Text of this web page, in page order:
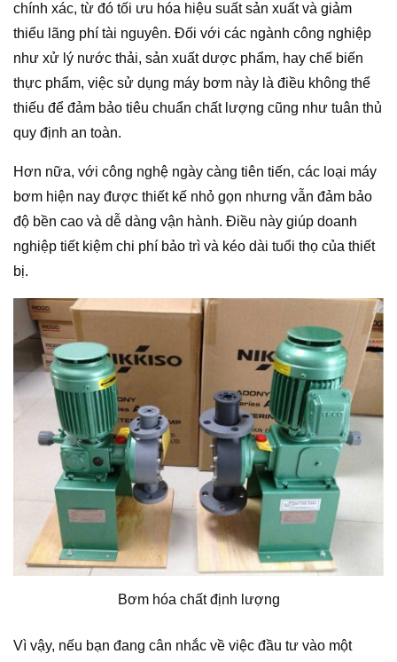
chính xác, từ đó tối ưu hóa hiệu suất sản xuất và giảm
thiểu lãng phí tài nguyên. Đối với các ngành công nghiệp
như xử lý nước thải, sản xuất dược phẩm, hay chế biến
thực phẩm, việc sử dụng máy bơm này là điều không thể
thiếu để đảm bảo tiêu chuẩn chất lượng cũng như tuân thủ
quy định an toàn.
Hơn nữa, với công nghệ ngày càng tiên tiến, các loại máy
bơm hiện nay được thiết kế nhỏ gọn nhưng vẫn đảm bảo
độ bền cao và dễ dàng vận hành. Điều này giúp doanh
nghiệp tiết kiệm chi phí bảo trì và kéo dài tuổi thọ của thiết
bị.
Bơm hóa chất định lượng
Vì vậy, nếu bạn đang cân nhắc về việc đầu tư vào một